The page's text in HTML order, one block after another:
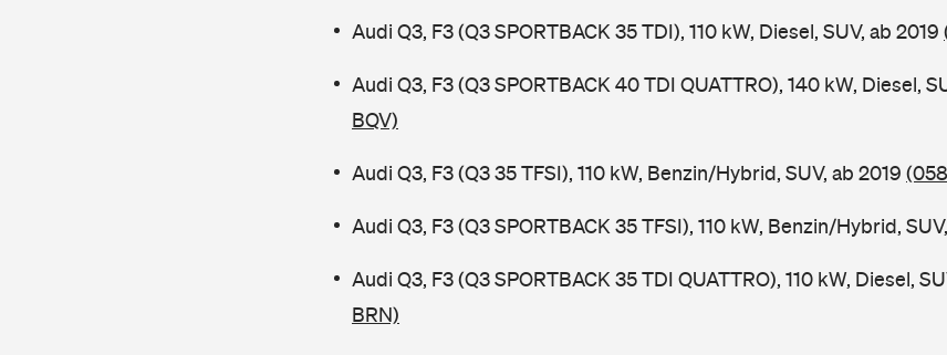
Audi Q3, F3 (Q3 SPORTBACK 35 TDI), 110 kW, Diesel, SUV, ab 2019
Audi Q3, F3 (Q3 SPORTBACK 40 TDI QUATTRO), 140 kW, Diesel,
BQV)
Audi Q3, F3 (Q3 35 TFSI), 110 kW, Benzin/Hybrid, SUV, ab 2019
Audi Q3, F3 (Q3 SPORTBACK 35 TFSI), 110 kW, Benzin/Hybrid,
Audi Q3, F3 (Q3 SPORTBACK 35 TDI QUATTRO), 110 kW, Diesel,
BRN)